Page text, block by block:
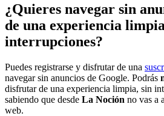
¿Quieres navegar sin
de una experiencia
interrupciones?
Puedes registrarse y disfrutar de una
navegar sin anuncios de Google. Podrás
disfrutar de una experiencia limpia, sin
sabiendo que desde La Noción no vas a
web.